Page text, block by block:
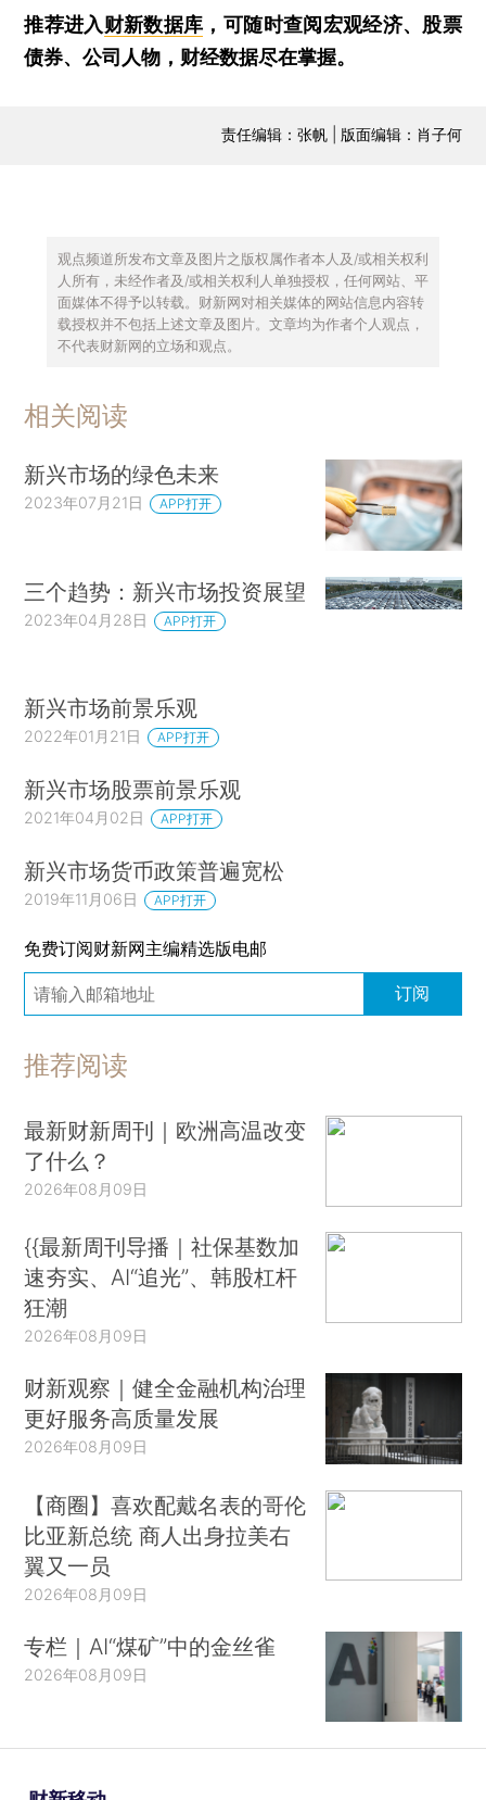
推荐进入财新数据库 ，可随时查阅宏观经济、股票
债券、公司人物，财经数据尽在掌握。
责任编辑：张帆 | 版面编辑：肖子何
观点频道所发布文章及图片之版权属作者本人及/或相关权利
人所有，未经作者及/或相关权利人单独授权，任何网站、平
面媒体不得予以转载。财新网对相关媒体的网站信息内容转
载授权并不包括上述文章及图片。文章均为作者个人观点，
不代表财新网的立场和观点。
相关阅读
新兴市场的绿色未来
2023年07月21日 APP打开
三个趋势：新兴市场投资展望
2023年04月28日 APP打开
新兴市场前景乐观
2022年01月21日 APP打开
新兴市场股票前景乐观
2021年04月02日 APP打开
新兴市场货币政策普遍宽松
2019年11月06日 APP打开
免费订阅财新网主编精选版电邮
订阅
推荐阅读
最新财新周刊｜欧洲高温改变
了什么？
2026年08月09日
{{最新周刊导播｜社保基数加
速夯实、AI“追光”、韩股杠杆
狂潮
2026年08月09日
财新观察｜健全金融机构治理
更好服务高质量发展
2026年08月09日
【商圈】喜欢配戴名表的哥伦
比亚新总统 商人出身拉美右
翼又一员
2026年08月09日
专栏｜AI“煤矿”中的金丝雀
2026年08月09日